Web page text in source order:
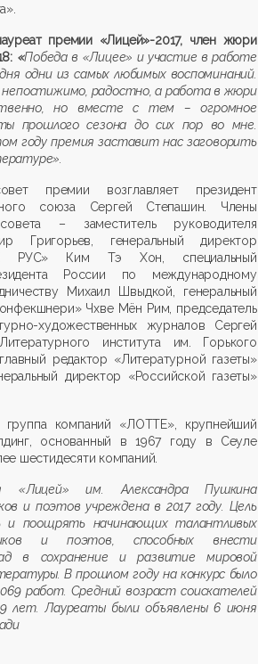
премии «Лицей»-2017, член жюри
«Победа в «Лицее» и участие в работе
одни из самых любимых воспоминаний.
радостно, а работа в жюри
но вместе с тем – огромное
прошлого сезона до сих пор во мне.
году премия заставит нас заговорить
премии возглавляет президент
союза Сергей Степашин. Члены
– заместитель руководителя
Григорьев, генеральный директор
РУС» Ким Тэ Хон, специальный
России по международному
Михаил Швыдкой, генеральный
Чхве Мён Рим, председатель
художественных журналов Сергей
института им. Горького
редактор «Литературной газеты»
директор «Российской газеты»
компаний «ЛОТТЕ», крупнейший
основанный в 1967 году в Сеуле
шестидесяти компаний.
«Лицей» им. Александра Пушкина
и поэтов учреждена в 2017 году. Цель
и поощрять начинающих талантливых
и поэтов, способных внести
в сохранение и развитие мировой
В прошлом году на конкурс было
работ. Средний возраст соискателей
лет. Лауреаты были объявлены 6 июня